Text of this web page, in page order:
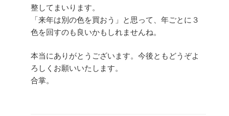
整してまいります。
「来年は別の色を買おう」と思って、年ごとに３
色を回すのも良いかもしれませんね。
本当にありがとうございます。今後ともどうぞよ
ろしくお願いいたします。
合掌。